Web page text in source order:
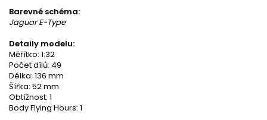
Barevné schéma:
Jaguar E-Type
Detaily modelu:
Měřítko: 1:32
Počet dílů: 49
Délka: 136 mm
Šířka: 52 mm
Obtížnost: 1
Body Flying Hours: 1